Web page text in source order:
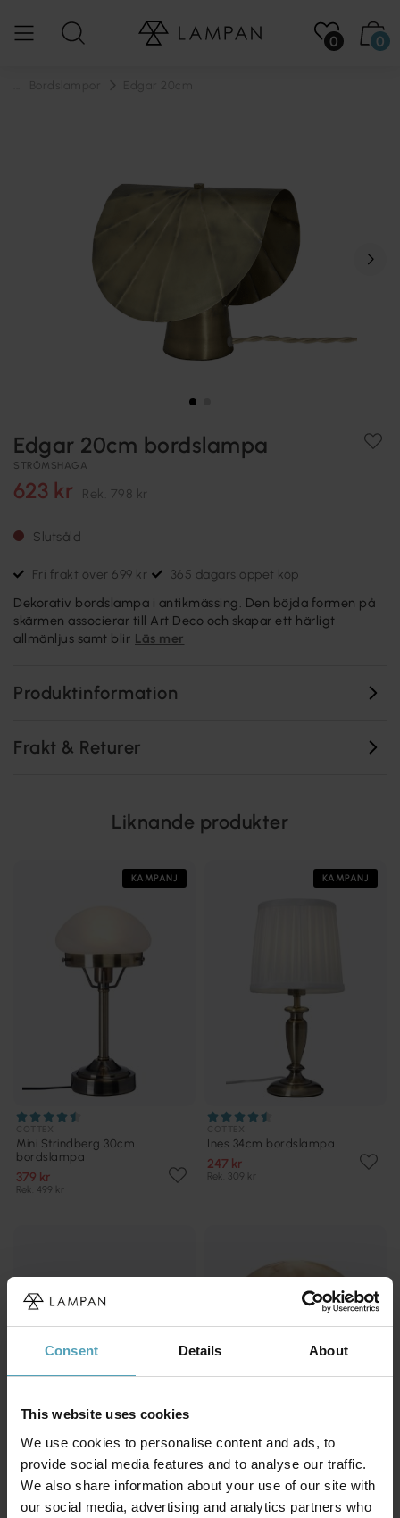
Consent Details About
This website uses cookies
We use cookies to personalise content and ads, to
provide social media features and to analyse our traffic.
We also share information about your use of our site with
our social media, advertising and analytics partners who
0 0
Edgar 20cm bordslampa
STRÖMSHAGA
623 kr Rek. 798 kr
Slutsåld
Fri frakt över 699 kr 365 dagars öppet köp
Dekorativ bordslampa i antikmässing. Den böjda formen på
skärmen associerar till Art Deco och skapar ett härligt
allmänljus samt blir Läs mer
Produktinformation
Frakt & Returer
Liknande produkter
KAMPANJ
Mini Strindberg 30cm
bordslampa
379 kr
Rek. 499 kr
KAMPANJ
Ines 34cm bordslampa
247 kr
Rek. 309 kr
August 38cm bordslampa
ANETA LIGHTING
August 28cm bordslampa